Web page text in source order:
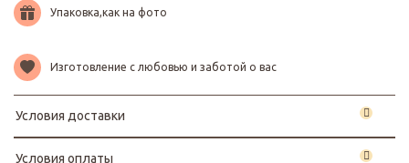
Упаковка,как на фото
Изготовление с любовью и заботой о вас
Условия доставки
Условия оплаты